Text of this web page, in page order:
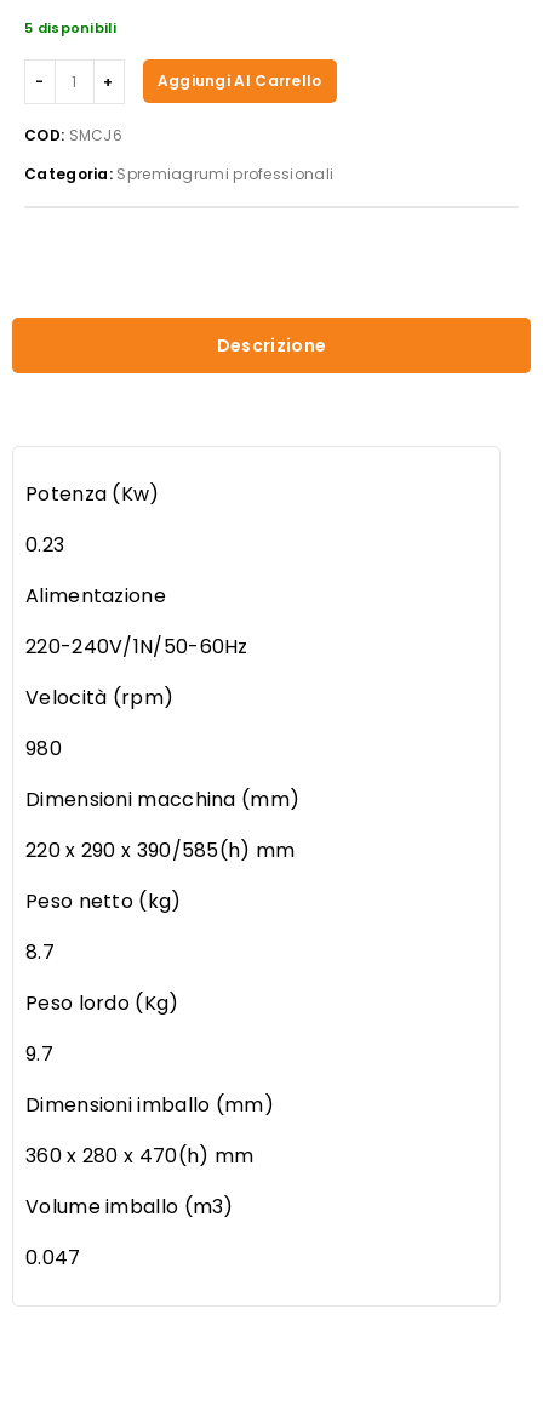
5 disponibili
SPREMIAGRUMI
SMCJ6
quantità
Aggiungi Al Carrello
COD: SMCJ6
Categoria: Spremiagrumi professionali
Descrizione
Potenza (Kw)
0.23
Alimentazione
220-240V/1N/50-60Hz
Velocità (rpm)
980
Dimensioni macchina (mm)
220 x 290 x 390/585(h) mm
Peso netto (kg)
8.7
Peso lordo (Kg)
9.7
Dimensioni imballo (mm)
360 x 280 x 470(h) mm
Volume imballo (m3)
0.047